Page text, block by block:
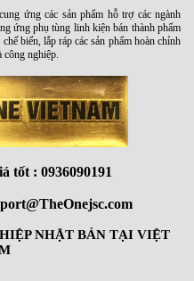
ứng các sản phẩm hỗ trợ các ngành
ứng phụ tùng linh kiện bán thành phẩm
biến, lắp ráp các sản phẩm hoàn chỉnh
công nghiệp.
tốt : 0936090191
NHẬT BẢN TẠI VIỆT